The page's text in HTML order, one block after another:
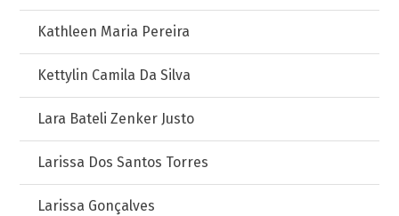
Kathleen Maria Pereira
Kettylin Camila Da Silva
Lara Bateli Zenker Justo
Larissa Dos Santos Torres
Larissa Gonçalves